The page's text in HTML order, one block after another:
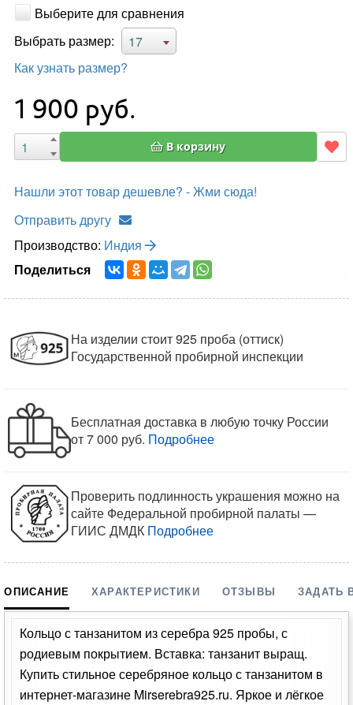
Выберите для сравнения
Выбрать размер:
17
Как узнать размер?
1 900 руб.
В корзину
Нашли этот товар дешевле? - Жми сюда!
Отправить другу
Производство: Индия
Поделиться
На изделии стоит 925 проба (оттиск)
Государственной пробирной инспекции
Бесплатная доставка в любую точку России
от 7 000 руб. Подробнее
Проверить подлинность украшения можно на
сайте Федеральной пробирной палаты —
ГИИС ДМДК Подробнее
ОПИСАНИЕ ХАРАКТЕРИСТИКИ ОТЗЫВЫ ЗАДАТЬ
Кольцо с танзанитом из серебра 925 пробы, с
родиевым покрытием. Вставка: танзанит выращ.
Купить стильное серебряное кольцо с танзанитом в
интернет-магазине Mirserebra925.ru. Яркое и лёгкое